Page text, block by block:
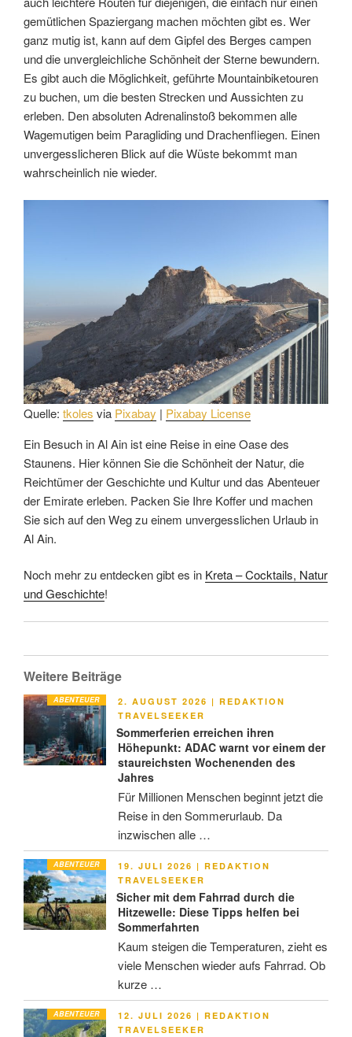
gemütlichen Spaziergang machen möchten gibt es. Wer
ganz mutig ist, kann auf dem Gipfel des Berges campen
und die unvergleichliche Schönheit der Sterne bewundern.
Es gibt auch die Möglichkeit, geführte Mountainbiketouren
zu buchen, um die besten Strecken und Aussichten zu
erleben. Den absoluten Adrenalinstoß bekommen alle
Wagemutigen beim Paragliding und Drachenfliegen. Einen
unvergesslicheren Blick auf die Wüste bekommt man
wahrscheinlich nie wieder.
Quelle: tkoles via Pixabay | Pixabay License
Ein Besuch in Al Ain ist eine Reise in eine Oase des
Staunens. Hier können Sie die Schönheit der Natur, die
Reichtümer der Geschichte und Kultur und das Abenteuer
der Emirate erleben. Packen Sie Ihre Koffer und machen
Sie sich auf den Weg zu einem unvergesslichen Urlaub in
Al Ain.
Noch mehr zu entdecken gibt es in Kreta – Cocktails, Natur
und Geschichte!
Weitere Beiträge
ABENTEUER
VERÖFFENTLICHT
AM
2. AUGUST 2026 | REDAKTION
TRAVELSEEKER
Sommerferien erreichen ihren
Höhepunkt: ADAC warnt vor einem der
staureichsten Wochenenden des
Jahres
Für Millionen Menschen beginnt jetzt die
Reise in den Sommerurlaub. Da
inzwischen alle …
ABENTEUER
VERÖFFENTLICHT
AM
19. JULI 2026 | REDAKTION
TRAVELSEEKER
Sicher mit dem Fahrrad durch die
Hitzewelle: Diese Tipps helfen bei
Sommerfahrten
Kaum steigen die Temperaturen, zieht es
viele Menschen wieder aufs Fahrrad. Ob
kurze …
ABENTEUER
VERÖFFENTLICHT
AM
12. JULI 2026 | REDAKTION
TRAVELSEEKER